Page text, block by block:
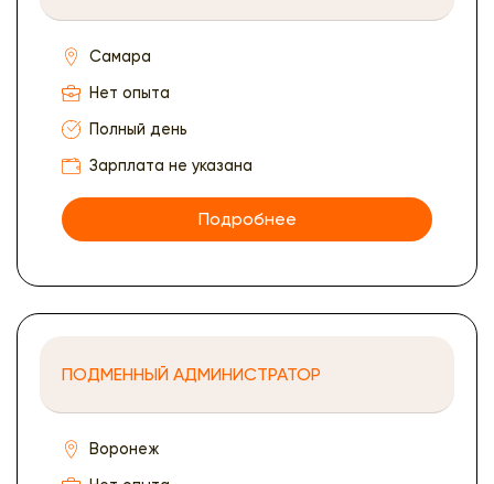
Самара
Нет опыта
Полный день
Зарплата не указана
Подробнее
ПОДМЕННЫЙ АДМИНИСТРАТОР
Воронеж